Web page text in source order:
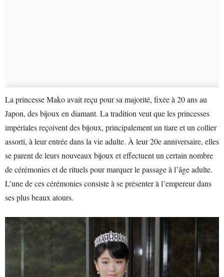
La princesse Mako avait reçu pour sa majorité, fixée à 20 ans au
Japon, des bijoux en diamant. La tradition veut que les princesses
impériales reçoivent des bijoux, principalement un tiare et un collier
assorti, à leur entrée dans la vie adulte. À leur 20e anniversaire, elles
se parent de leurs nouveaux bijoux et effectuent un certain nombre
de cérémonies et de rituels pour marquer le passage à l’âge adulte.
L’une de ces cérémonies consiste à se présenter à l’empereur dans
ses plus beaux atours.